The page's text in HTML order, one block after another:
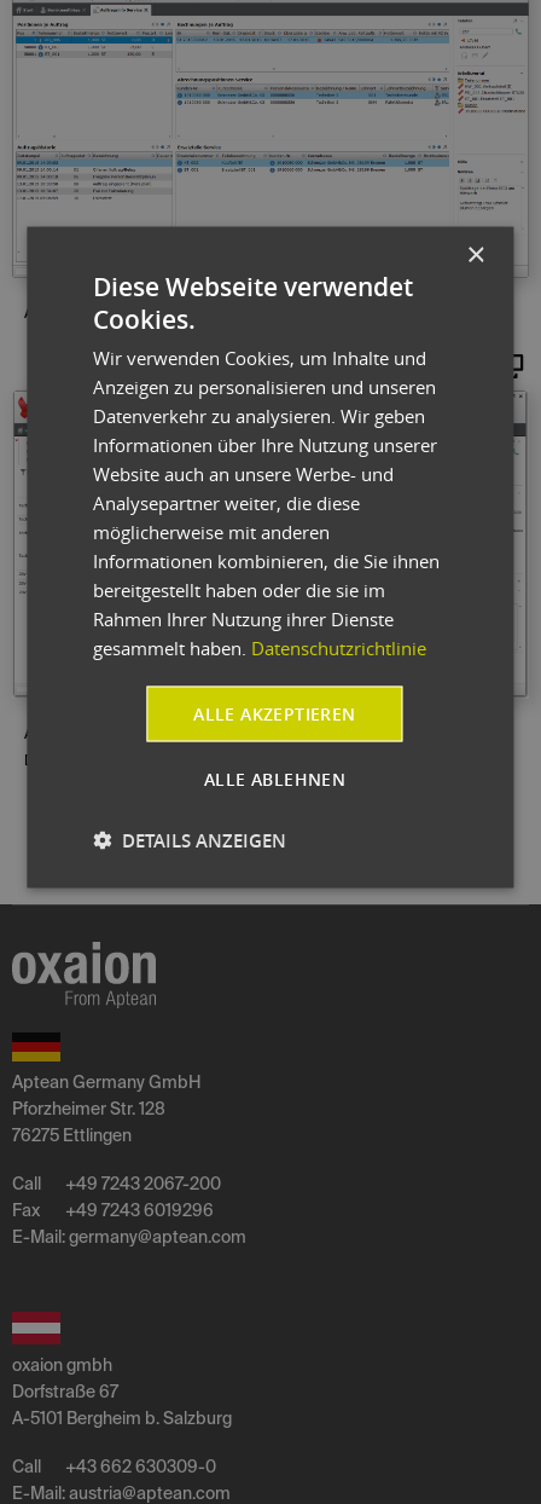
Abb.: Flexible Auswertung eines Serviceauftrags als Dashboard
Vergrößern
Abb.: Leitstand Personal und Ressourcen: Die Plantafel für den
Disponenten
Aptean Germany GmbH
Pforzheimer Str. 128
76275 Ettlingen
Call
+49 7243 2067-200
Fax
+49 7243 6019296
E-Mail: germany@aptean.com
oxaion gmbh
Dorfstraße 67
A-5101 Bergheim b. Salzburg
Call
+43 662 630309-0
E-Mail: austria@aptean.com
×
Diese Webseite verwendet
Cookies.
Wir verwenden Cookies, um Inhalte und
Anzeigen zu personalisieren und unseren
Datenverkehr zu analysieren. Wir geben
Informationen über Ihre Nutzung unserer
Website auch an unsere Werbe- und
Analysepartner weiter, die diese
möglicherweise mit anderen
Informationen kombinieren, die Sie ihnen
bereitgestellt haben oder die sie im
Rahmen Ihrer Nutzung ihrer Dienste
gesammelt haben. Datenschutzrichtlinie
ALLE AKZEPTIEREN
ALLE ABLEHNEN
DETAILS ANZEIGEN